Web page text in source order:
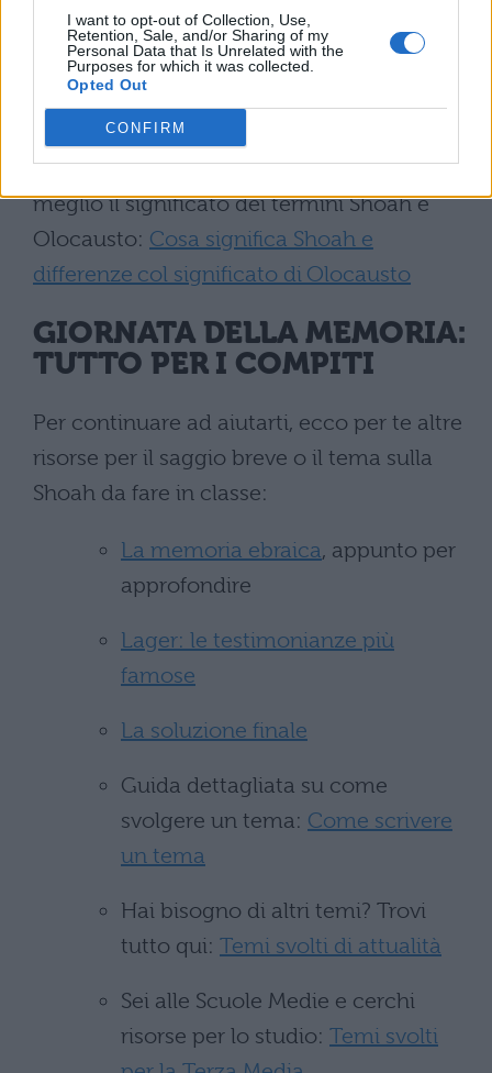
I want to opt-out of Collection, Use,
Retention, Sale, and/or Sharing of my
Personal Data that Is Unrelated with the
Purposes for which it was collected.
Opted Out
CONFIRM
Se vuoi arricchire il tuo tema con una
citazione o una poesia ecco qualche
spunto utile:
e poesie
Leggi qui se invece vuoi comprendere
meglio il significato dei termini Shoah e
Olocausto: Cosa significa Shoah e
differenze col significato di Olocausto
GIORNATA DELLA MEMORIA:
TUTTO PER I COMPITI
Per continuare ad aiutarti, ecco per te altre
risorse per il saggio breve o il tema sulla
Shoah da fare in classe:
La memoria ebraica, appunto per
approfondire
Lager: le testimonianze più
famose
La soluzione finale
Guida dettagliata su come
svolgere un tema: Come scrivere
un tema
Hai bisogno di altri temi? Trovi
tutto qui: Temi svolti di attualità
Sei alle Scuole Medie e cerchi
risorse per lo studio: Temi svolti